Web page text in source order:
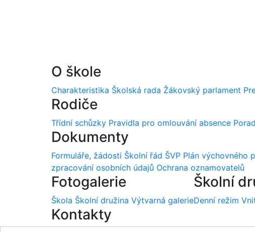
O škole
Charakteristika Školská rada Žákovský parlament
Rodiče
Třídní schůzky Pravidla pro omlouvání absence
Dokumenty
Formuláře, žádosti Školní řád ŠVP Plán výchovného
zpracování osobních údajů Ochrana oznamovatelů
Fotogalerie
Škola Školní družina Výtvarná galerie
Školní
Denní režim
Kontakty